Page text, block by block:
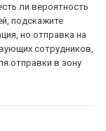
ли вероятность
подскажите
но отправка на
сотрудников,
отправки в зону